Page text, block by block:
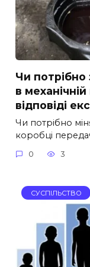
Чи
в
відповіді
Чи потрібно
коробці
0 3
СУСПІЛЬСТВО